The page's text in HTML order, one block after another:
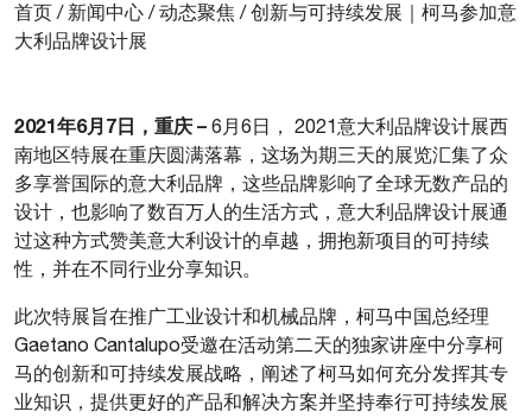
首页 / 新闻中心 /动态聚焦 /创新与可持续发展｜柯马参加意
大利品牌设计展
2021年6月7日，重庆 – 6月6日， 2021意大利品牌设计展西
南地区特展在重庆圆满落幕，这场为期三天的展览汇集了众
多享誉国际的意大利品牌，这些品牌影响了全球无数产品的
设计，也影响了数百万人的生活方式，意大利品牌设计展通
过这种方式赞美意大利设计的卓越，拥抱新项目的可持续
性，并在不同行业分享知识。
此次特展旨在推广工业设计和机械品牌，柯马中国总经理
Gaetano Cantalupo受邀在活动第二天的独家讲座中分享柯
马的创新和可持续发展战略，阐述了柯马如何充分发挥其专
业知识，提供更好的产品和解决方案并坚持奉行可持续发展